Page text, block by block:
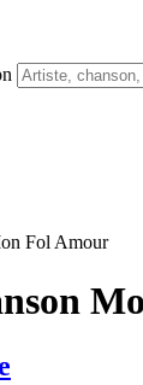
Fol Amour